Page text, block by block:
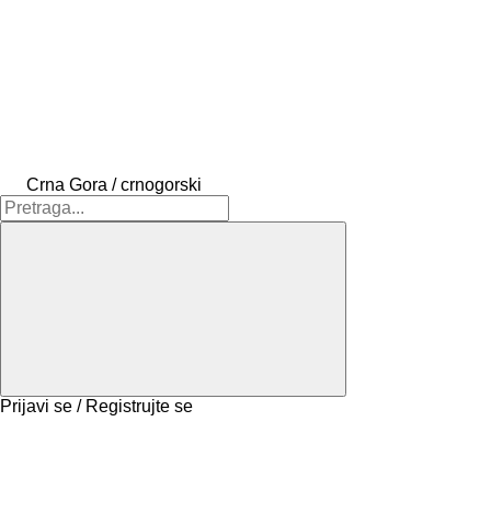
Crna Gora / crnogorski
Prijavi se / Registrujte se